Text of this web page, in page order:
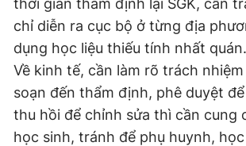
thời gian thẩm định lại SGK, cần
chỉ diễn ra cục bộ ở từng địa
dụng học liệu thiếu tính nhất quán.
Về kinh tế, cần làm rõ trách
soạn đến thẩm định, phê duyệt
thu hồi để chỉnh sửa thì cần cung
học sinh, tránh để phụ huynh,